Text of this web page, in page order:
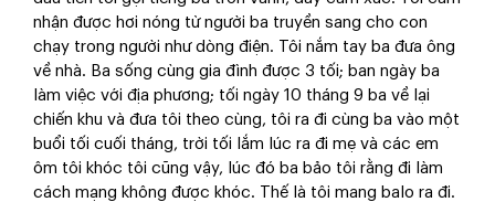
nhận được hơi nóng từ người ba truyền sang cho con
chạy trong người như dòng điện. Tôi nắm tay ba đưa ông
về nhà. Ba sống cùng gia đình được 3 tối; ban ngày ba
làm việc với địa phương; tối ngày 10 tháng 9 ba về lại
chiến khu và đưa tôi theo cùng, tôi ra đi cùng ba vào một
buổi tối cuối tháng, trời tối lắm lúc ra đi mẹ và các em
ôm tôi khóc tôi cũng vậy, lúc đó ba bảo tôi rằng đi làm
cách mạng không được khóc. Thế là tôi mang balo ra đi.